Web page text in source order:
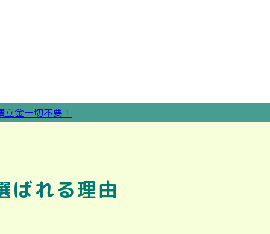
ばれる理由